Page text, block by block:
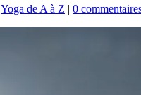
Yoga de A à Z | 0